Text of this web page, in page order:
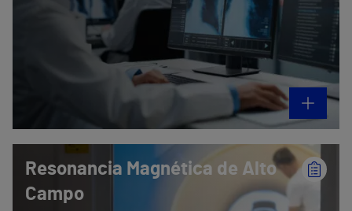
Resonancia Magnética de Alto
Campo